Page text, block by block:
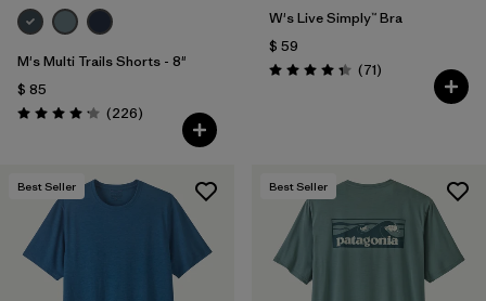
M's Multi Trails Shorts - 8"
$ 85
Valoración: 4.2 / 5
(226Comentarios
)
W's Live Simply™ Bra
$ 59
Valoración: 4.3 / 5
(71Comentarios
)
Best Seller Best Seller